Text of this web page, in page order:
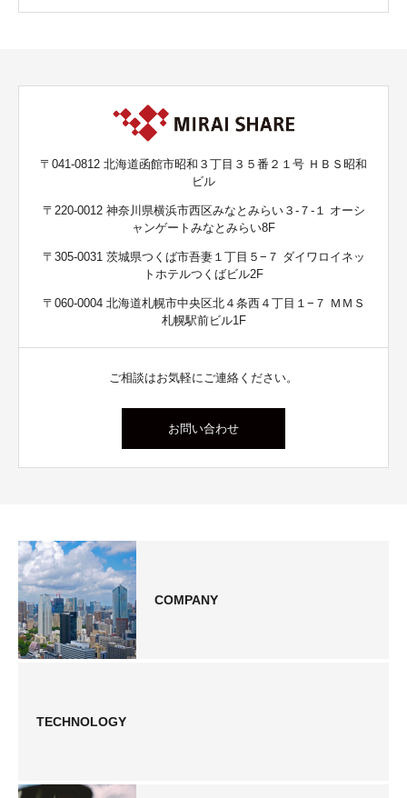
〒041-0812 北海道函館市昭和３丁目３５番２１号 ＨＢＳ昭和
ビル
〒220-0012 神奈川県横浜市西区みなとみらい３-７-１ オーシ
ャンゲートみなとみらい8F
〒305-0031 茨城県つくば市吾妻１丁目５−７ ダイワロイネッ
トホテルつくばビル2F
〒060-0004 北海道札幌市中央区北４条西４丁目１−７ ＭＭＳ
札幌駅前ビル1F
ご相談はお気軽にご連絡ください。
お問い合わせ
COMPANY
TECHNOLOGY